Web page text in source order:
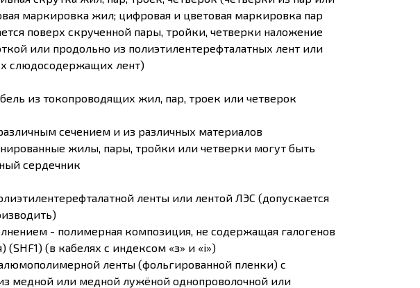
маркировка жил; цифровая и цветовая маркировка пар
поверх скрученной пары, тройки, четверки наложение
или продольно из полиэтилентерефталатных лент или
слюдосодержащих лент)
из токопроводящих жил, пар, троек или четверок
сечением и из различных материалов
жилы, пары, тройки или четверки могут быть
сердечник
ленты или лентой ЛЭС (допускается
- полимерная композиция, не содержащая галогенов
(SHF1) (в кабелях с индексом «з» и «i»)
ленты (фольгированной пленки) с
медной или медной лужёной однопроволочной или